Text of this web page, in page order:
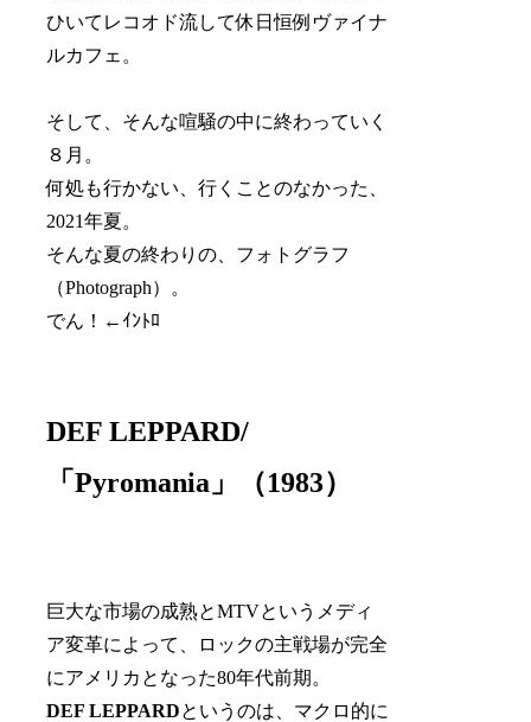
ひいてレコオド流して休日恒例ヴァイナ
ルカフェ。
そして、そんな喧騒の中に終わっていく
８月。
何処も行かない、行くことのなかった、
2021年夏。
そんな夏の終わりの、フォトグラフ
（Photograph）。
でん！←ｲﾝﾄﾛ
DEF LEPPARD/
「Pyromania」（1983）
巨大な市場の成熟とMTVというメディ
ア変革によって、ロックの主戦場が完全
にアメリカとなった80年代前期。
DEF LEPPARDというのは、マクロ的に